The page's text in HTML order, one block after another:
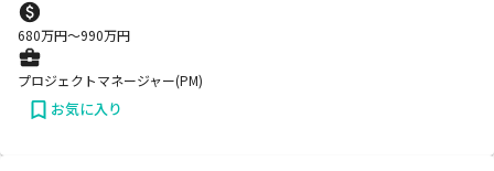
680万円〜990万円
プロジェクトマネージャー(PM)
お気に入り